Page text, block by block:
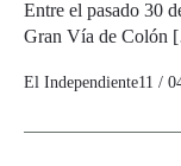
Entre el pasado 30
Gran Vía de
El Independiente11 /